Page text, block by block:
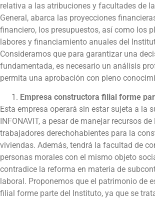
relativa a las atribuciones y facultades de
General, abarca las proyecciones
financiero, los presupuestos, así como los
labores y financiamiento anuales del
Consideramos que para garantizar una
fundamentada, es necesario un análisis
permita una aprobación con pleno
Empresa constructora filial forme
Esta empresa operará sin estar sujeta a la
INFONAVIT, a pesar de manejar recursos de
trabajadores derechohabientes para la
viviendas. Además, tendrá la facultad de
personas morales con el mismo objeto
contradice la reforma en materia de
laboral. Proponemos que el patrimonio de
filial forme parte del Instituto, ya que se